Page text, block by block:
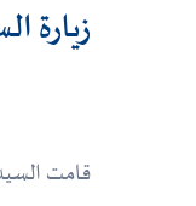
زيارة
قامت السيدة